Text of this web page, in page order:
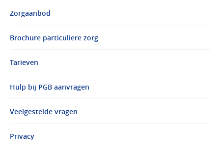
Zorgaanbod
Brochure particuliere zorg
Tarieven
Hulp bij PGB aanvragen
Veelgestelde vragen
Privacy